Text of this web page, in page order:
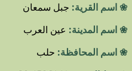
❀ اسم القرية: جبل سمعان
❀ اسم المدينة: عين العرب
❀ اسم المحافظة: حلب